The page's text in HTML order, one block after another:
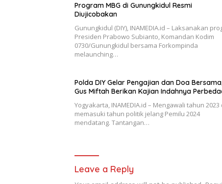
Program MBG di Gunungkidul Resmi
Diujicobakan
Gunungkidul (DIY), INAMEDIA.id – Laksanakan
Presiden Prabowo Subianto, Komandan Kodim
0730/Gunungkidul bersama Forkompinda
melaunching…
Polda DIY Gelar Pengajian dan Doa
Gus Miftah Berikan Kajian Indahnya
Yogyakarta, INAMEDIA.id – Mengawali tahun 2023
memasuki tahun politik jelang Pemilu 2024
mendatang. Tantangan…
Leave a Reply